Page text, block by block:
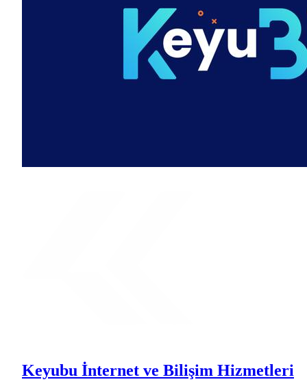
Keyubu İnternet ve Bilişim Hizmetleri